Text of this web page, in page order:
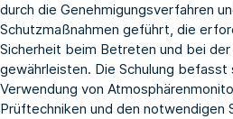
durch die Genehmigungsverfahren
Schutzmaßnahmen geführt, die
Sicherheit beim Betreten und bei
gewährleisten. Die Schulung befasst
Verwendung von
Prüftechniken und den notwendigen